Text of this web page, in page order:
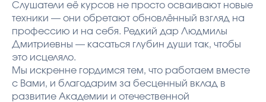
Слушатели её курсов не просто осваивают новые
техники — они обретают обновлённый взгляд на
профессию и на себя. Редкий дар Людмилы
Дмитриевны — касаться глубин души так, чтобы
это исцеляло.
Мы искренне гордимся тем, что работаем вместе
с Вами, и благодарим за бесценный вклад в
развитие Академии и отечественной